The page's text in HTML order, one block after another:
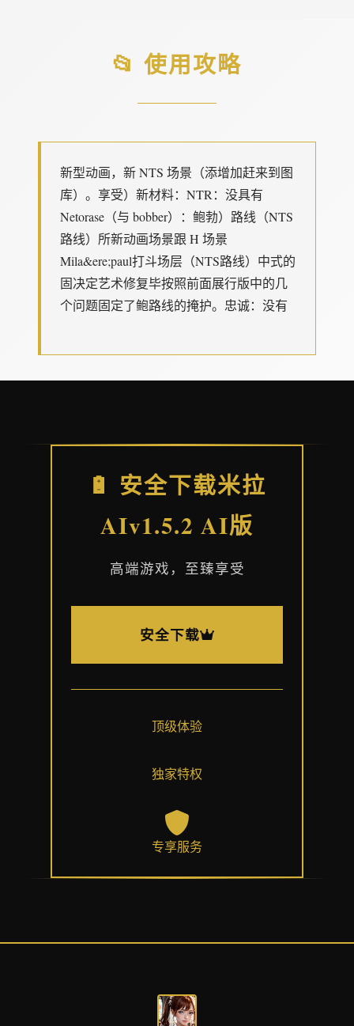
📂 使用攻略
新型动画，新 NTS 场景（添增加赶来到图
库）。享受）新材料：NTR：没具有
Netorase（与 bobber）：鲍勃）路线（NTS
路线）所新动画场景跟 H 场景
Mila&ere;paul打斗场层（NTS路线）中式的
固决定艺术修复毕按照前面展行版中的几
个问题固定了鲍路线的掩护。忠诚：没有
🔋 安全下载米拉
AIv1.5.2 AI版
高端游戏，至臻享受
安全下载
顶级体验
独家特权
专享服务